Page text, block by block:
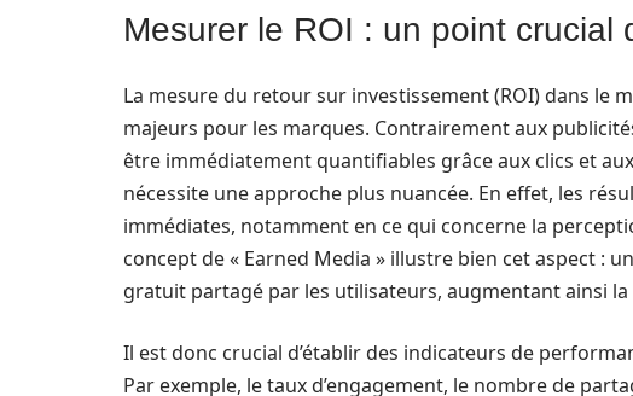
Mesurer le ROI : un point crucial
La mesure du retour sur investissement (ROI) dans le
majeurs pour les marques. Contrairement aux
être immédiatement quantifiables grâce aux clics et
nécessite une approche plus nuancée. En effet, les
immédiates, notamment en ce qui concerne la
concept de « Earned Media » illustre bien cet aspect :
gratuit partagé par les utilisateurs, augmentant ainsi
Il est donc crucial d’établir des indicateurs de
Par exemple, le taux d’engagement, le nombre de